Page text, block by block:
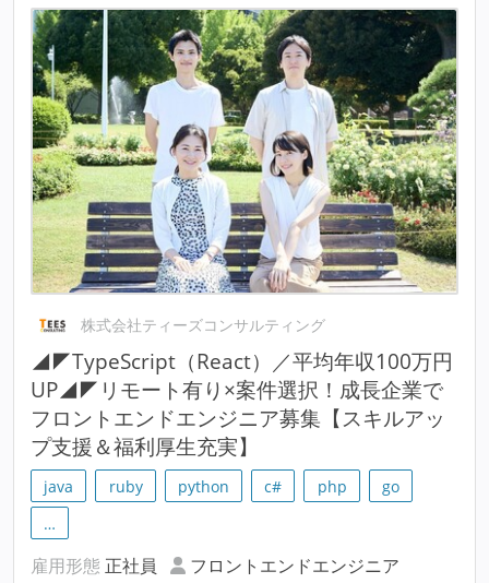
株式会社ティーズコンサルティング
◢◤TypeScript（React）／平均年収100万円
UP◢◤リモート有り×案件選択！成長企業で
フロントエンドエンジニア募集【スキルアッ
プ支援＆福利厚生充実】
java ruby python c# php
go
…
雇用形態 正社員
フロントエンドエンジニア